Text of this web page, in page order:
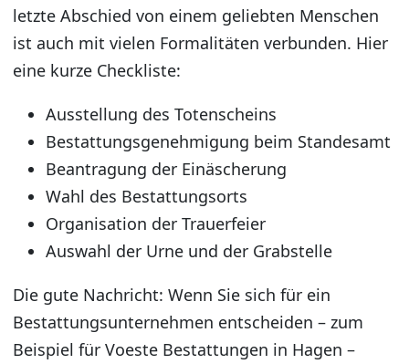
letzte Abschied von einem geliebten Menschen
ist auch mit vielen Formalitäten verbunden. Hier
eine kurze Checkliste:
Ausstellung des Totenscheins
Bestattungsgenehmigung beim Standesamt
Beantragung der Einäscherung
Wahl des Bestattungsorts
Organisation der Trauerfeier
Auswahl der Urne und der Grabstelle
Die gute Nachricht: Wenn Sie sich für ein
Bestattungsunternehmen entscheiden – zum
Beispiel für Voeste Bestattungen in Hagen –